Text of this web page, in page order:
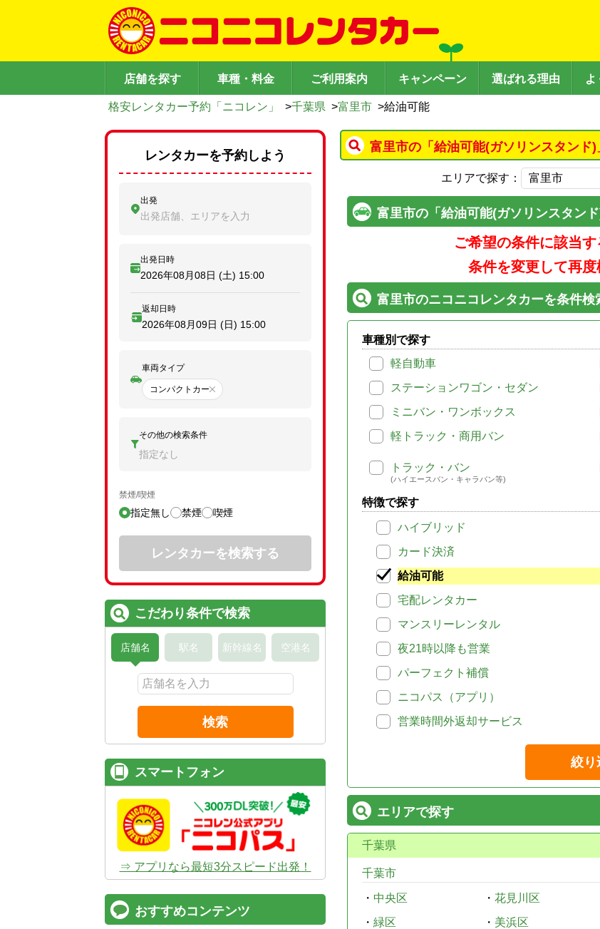
店舗を探す 車種・料金 ご利用案内 キャンペーン 選ばれる理由 よ
格安レンタカー予約「ニコレン」 >千葉県 >富里市 >給油可能
富里市の「給油可能(ガソリンスタンド)
エリアで探す：
富里市の「給油可能(ガソリンスタン
ご希望の条件に該当す
条件を変更して再度
富里市のニコニコレンタカーを条件検
車種別で探す
軽自動車
ステーションワゴン・セダン
ミニバン・ワンボックス
軽トラック・商用バン
トラック・バン
(ハイエースバン・キャラバン等)
特徴で探す
ハイブリッド
カード決済
給油可能
宅配レンタカー
マンスリーレンタル
夜21時以降も営業
パーフェクト補償
ニコパス（アプリ）
営業時間外返却サービス
絞り
エリアで探す
千葉県
千葉市
・ 中央区 ・ 花見川区
・ 緑区 ・ 美浜区
レンタカーを予約しよう
出発
出発店舗、エリアを入力
出発日時
2026年08月08日 (土) 15:00
返却日時
2026年08月09日 (日) 15:00
車両タイプ
コンパクトカー
その他の検索条件
指定なし
禁煙/喫煙
指定無し 禁煙 喫煙
レンタカーを検索する
こだわり条件で検索
店舗名 駅名 新幹線名 空港名
検索
スマートフォン
⇒ アプリなら最短3分スピード出発！
おすすめコンテンツ